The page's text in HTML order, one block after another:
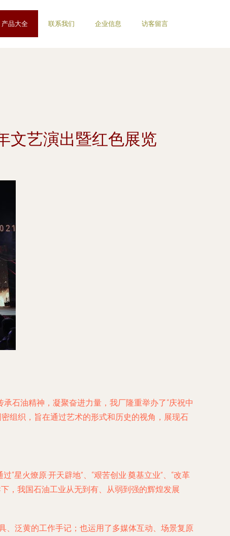
产品大全 联系我们 企业信息 访客留言
艺演出暨红色展览
石油精神，凝聚奋进力量，我厂隆重举办了“庆祝中
组织，旨在通过艺术的形式和历史的视角，展现石
星火燎原·开天辟地”、“艰苦创业·奠基立业”、“改革
，我国石油工业从无到有、从弱到强的辉煌发展
、泛黄的工作手记；也运用了多媒体互动、场景复原